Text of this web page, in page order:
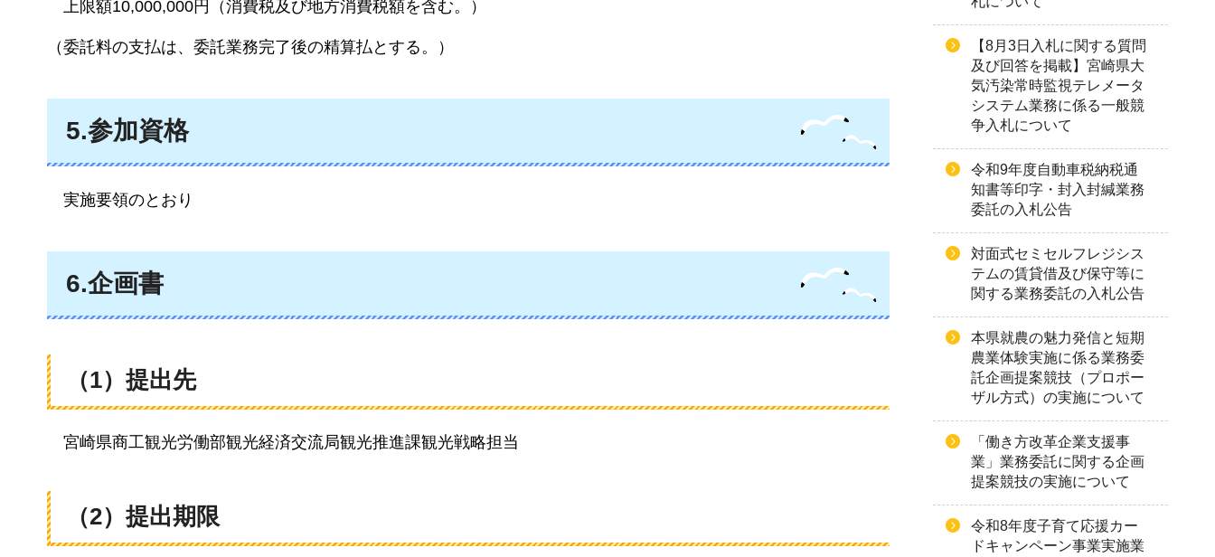
上限額10,000,000円（消費税及び地方消費税額を含む。）
（委託料の支払は、委託業務完了後の精算払とする。）
5.参加資格
実施要領のとおり
6.企画書
（1）提出先
宮崎県商工観光労働部観光経済交流局観光推進課観光戦略担当
（2）提出期限
【8月3日入札に関する質問
及び回答を掲載】宮崎県大
気汚染常時監視テレメータ
システム業務に係る一般競
争入札について
令和9年度自動車税納税通
知書等印字・封入封緘業務
委託の入札公告
対面式セミセルフレジシス
テムの賃貸借及び保守等に
関する業務委託の入札公告
本県就農の魅力発信と短期
農業体験実施に係る業務委
託企画提案競技（プロポー
ザル方式）の実施について
「働き方改革企業支援事
業」業務委託に関する企画
提案競技の実施について
令和8年度子育て応援カー
ドキャンペーン事業実施業